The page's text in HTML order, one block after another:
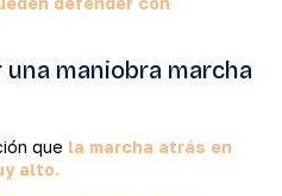
una maniobra marcha
que la marcha atrás en
alto.